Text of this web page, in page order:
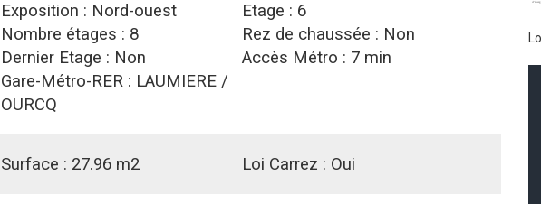
Exposition : Nord-ouest Etage : 6
Nombre étages : 8 Rez de chaussée : Non
Dernier Etage : Non Accès Métro : 7 min
Gare-Métro-RER : LAUMIERE /
OURCQ
Surface : 27.96 m2 Loi Carrez : Oui